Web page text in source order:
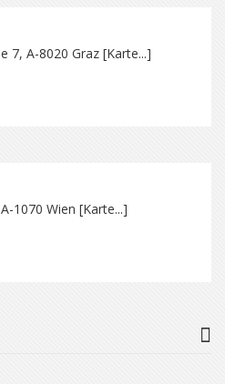
7, A-8020 Graz [Karte...]
1070 Wien [Karte...]